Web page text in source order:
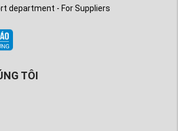
department - For Suppliers
TÔI